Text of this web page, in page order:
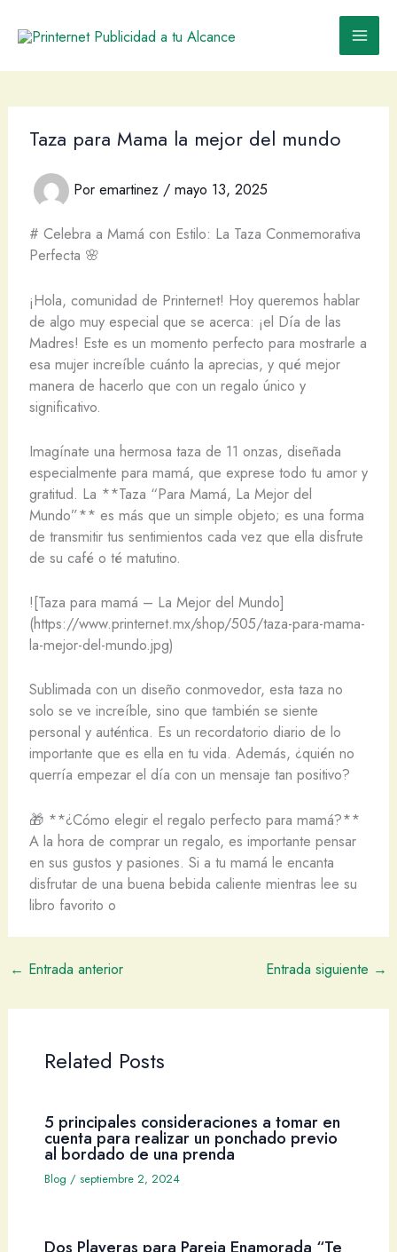
Taza para Mama la mejor del mundo
Por emartinez / mayo 13, 2025
# Celebra a Mamá con Estilo: La Taza Conmemorativa
Perfecta 🌸
¡Hola, comunidad de Printernet! Hoy queremos hablar
de algo muy especial que se acerca: ¡el Día de las
Madres! Este es un momento perfecto para mostrarle a
esa mujer increíble cuánto la aprecias, y qué mejor
manera de hacerlo que con un regalo único y
significativo.
Imagínate una hermosa taza de 11 onzas, diseñada
especialmente para mamá, que exprese todo tu amor y
gratitud. La **Taza “Para Mamá, La Mejor del
Mundo”** es más que un simple objeto; es una forma
de transmitir tus sentimientos cada vez que ella disfrute
de su café o té matutino.
![Taza para mamá – La Mejor del Mundo]
(https://www.printernet.mx/shop/505/taza-para-mama-
la-mejor-del-mundo.jpg)
Sublimada con un diseño conmovedor, esta taza no
solo se ve increíble, sino que también se siente
personal y auténtica. Es un recordatorio diario de lo
importante que es ella en tu vida. Además, ¿quién no
querría empezar el día con un mensaje tan positivo?
🎁 **¿Cómo elegir el regalo perfecto para mamá?**
A la hora de comprar un regalo, es importante pensar
en sus gustos y pasiones. Si a tu mamá le encanta
disfrutar de una buena bebida caliente mientras lee su
libro favorito o
← Entrada anterior Entrada siguiente →
Related Posts
5 principales consideraciones a tomar en
cuenta para realizar un ponchado previo
al bordado de una prenda
Blog / septiembre 2, 2024
Dos Playeras para Pareja Enamorada “Te